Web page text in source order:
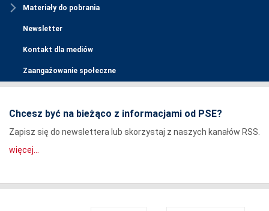
Materiały do pobrania
Newsletter
Kontakt dla mediów
Zaangażowanie społeczne
Chcesz być na bieżąco z informacjami od PSE?
Zapisz się do newslettera lub skorzystaj z naszych kanałów RSS.
więcej...